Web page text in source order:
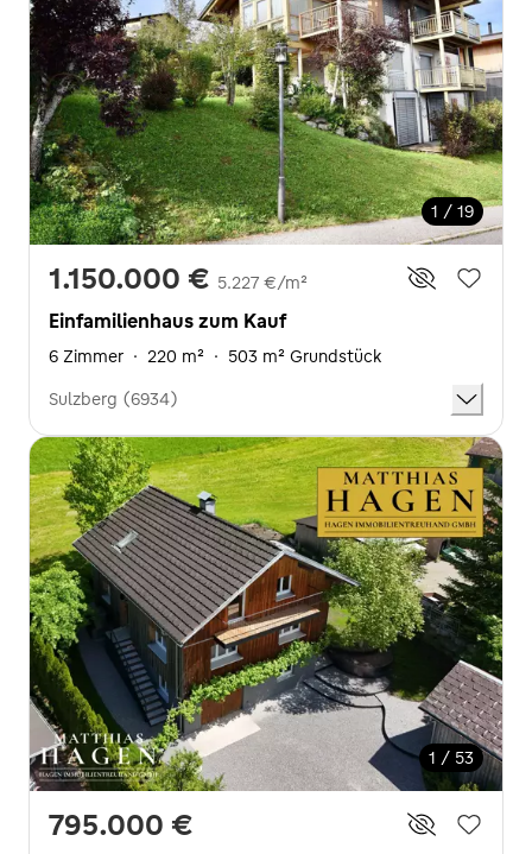
1 / 19
1.150.000 € 5.227 €/m²
Einfamilienhaus zum Kauf
6 Zimmer · 220 m² · 503 m² Grundstück
Sulzberg (6934)
1 / 53
795.000 €